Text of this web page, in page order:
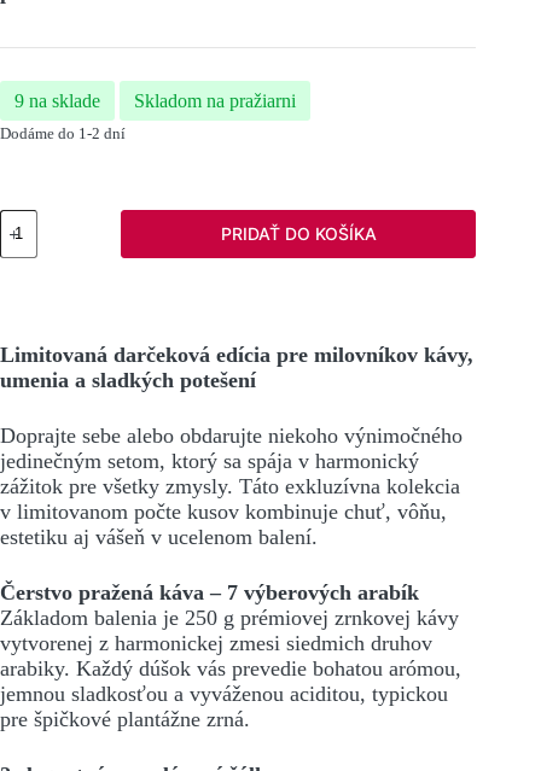
9 na sklade Skladom na pražiarni
Dodáme do 1-2 dní
množstvo
Darčekové
balenie
PRIDAŤ DO KOŠÍKA
Limitovaná darčeková edícia pre milovníkov kávy,
umenia a sladkých potešení
Doprajte sebe alebo obdarujte niekoho výnimočného
jedinečným setom, ktorý sa spája v harmonický
zážitok pre všetky zmysly. Táto exkluzívna kolekcia
v limitovanom počte kusov kombinuje chuť, vôňu,
estetiku aj vášeň v ucelenom balení.
Čerstvo pražená káva – 7 výberových arabík
Základom balenia je 250 g prémiovej zrnkovej kávy
vytvorenej z harmonickej zmesi siedmich druhov
arabiky. Každý dúšok vás prevedie bohatou arómou,
jemnou sladkosťou a vyváženou aciditou, typickou
pre špičkové plantážne zrná.